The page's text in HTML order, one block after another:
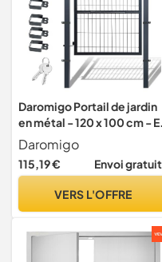
Daromigo Portail de jardin
en métal - 120 x 100 cm -
acier galvanisé - Avec
poignée, serrure et 3 clés -
Porte de clôture robuste -
Anthracite
Daromigo
115,19 € Envoi gratuit
VERS L'OFFRE